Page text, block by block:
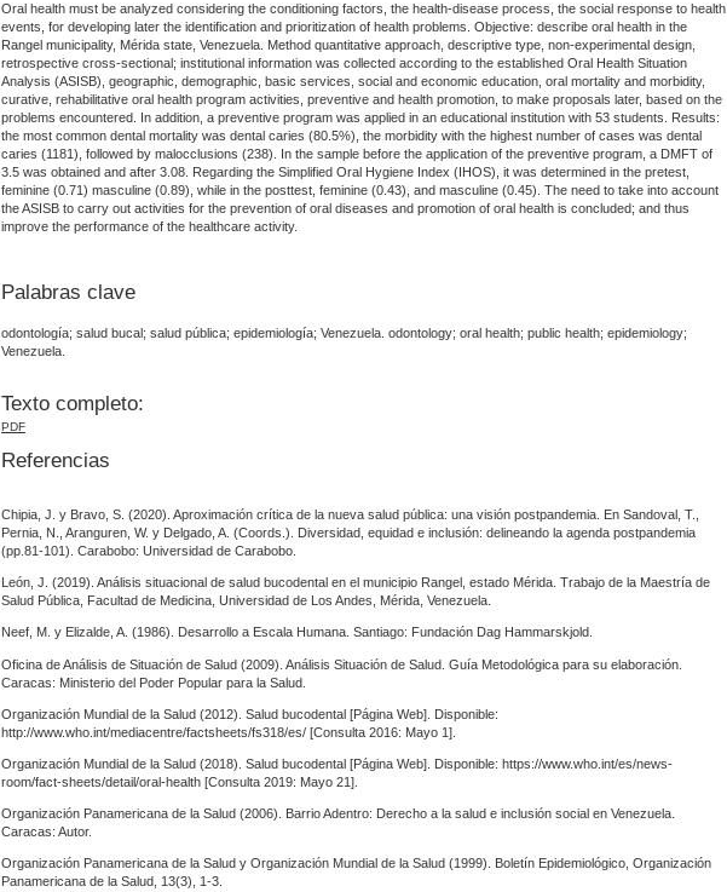
Oral health must be analyzed considering the conditioning factors, the health-disease process, the social response to health
events, for developing later the identification and prioritization of health problems. Objective: describe oral health in the
Rangel municipality, Mérida state, Venezuela. Method quantitative approach, descriptive type, non-experimental design,
retrospective cross-sectional; institutional information was collected according to the established Oral Health Situation
Analysis (ASISB), geographic, demographic, basic services, social and economic education, oral mortality and morbidity,
curative, rehabilitative oral health program activities, preventive and health promotion, to make proposals later, based on the
problems encountered. In addition, a preventive program was applied in an educational institution with 53 students. Results:
the most common dental mortality was dental caries (80.5%), the morbidity with the highest number of cases was dental
caries (1181), followed by malocclusions (238). In the sample before the application of the preventive program, a DMFT of
3.5 was obtained and after 3.08. Regarding the Simplified Oral Hygiene Index (IHOS), it was determined in the pretest,
feminine (0.71) masculine (0.89), while in the posttest, feminine (0.43), and masculine (0.45). The need to take into account
the ASISB to carry out activities for the prevention of oral diseases and promotion of oral health is concluded; and thus
improve the performance of the healthcare activity.
Palabras clave
odontología; salud bucal; salud pública; epidemiología; Venezuela. odontology; oral health; public health; epidemiology;
Venezuela.
Texto completo:
PDF
Referencias
Chipia, J. y Bravo, S. (2020). Aproximación crítica de la nueva salud pública: una visión postpandemia. En Sandoval, T.,
Pernia, N., Aranguren, W. y Delgado, A. (Coords.). Diversidad, equidad e inclusión: delineando la agenda postpandemia
(pp.81-101). Carabobo: Universidad de Carabobo.
León, J. (2019). Análisis situacional de salud bucodental en el municipio Rangel, estado Mérida. Trabajo de la Maestría de
Salud Pública, Facultad de Medicina, Universidad de Los Andes, Mérida, Venezuela.
Neef, M. y Elizalde, A. (1986). Desarrollo a Escala Humana. Santiago: Fundación Dag Hammarskjold.
Oficina de Análisis de Situación de Salud (2009). Análisis Situación de Salud. Guía Metodológica para su elaboración.
Caracas: Ministerio del Poder Popular para la Salud.
Organización Mundial de la Salud (2012). Salud bucodental [Página Web]. Disponible:
http://www.who.int/mediacentre/factsheets/fs318/es/ [Consulta 2016: Mayo 1].
Organización Mundial de la Salud (2018). Salud bucodental [Página Web]. Disponible: https://www.who.int/es/news-
room/fact-sheets/detail/oral-health [Consulta 2019: Mayo 21].
Organización Panamericana de la Salud (2006). Barrio Adentro: Derecho a la salud e inclusión social en Venezuela.
Caracas: Autor.
Organización Panamericana de la Salud y Organización Mundial de la Salud (1999). Boletín Epidemiológico, Organización
Panamericana de la Salud, 13(3), 1-3.